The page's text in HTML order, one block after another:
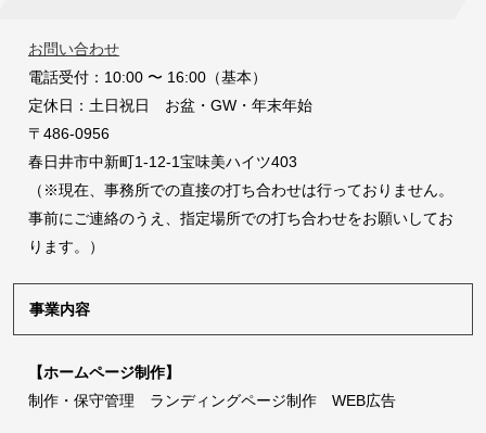
お問い合わせ
電話受付：10:00 〜 16:00（基本）
定休日：土日祝日 お盆・GW・年末年始
〒486-0956
春日井市中新町1-12-1宝味美ハイツ403
（※現在、事務所での直接の打ち合わせは行っておりません。
事前にご連絡のうえ、指定場所での打ち合わせをお願いしてお
ります。）
事業内容
【ホームページ制作】
制作・保守管理 ランディングページ制作 WEB広告